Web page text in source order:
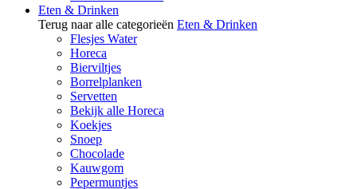
Eten & Drinken
Terug naar alle categorieën Eten & Drinken
Flesjes Water
Horeca
Bierviltjes
Borrelplanken
Servetten
Bekijk alle Horeca
Koekjes
Snoep
Chocolade
Kauwgom
Pepermuntjes